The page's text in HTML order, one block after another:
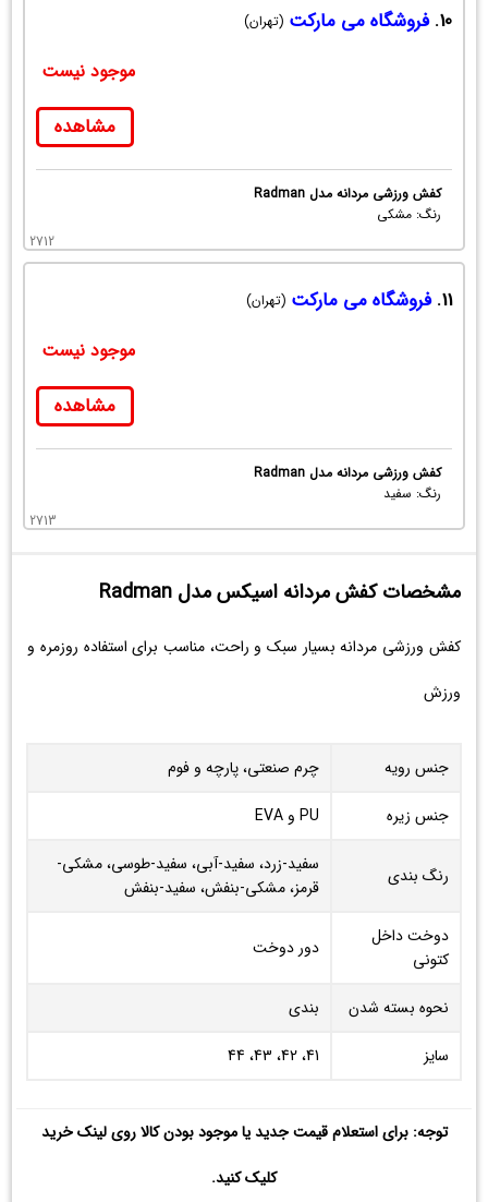
10. فروشگاه می مارکت (تهران)
موجود نیست
مشاهده
کفش ورزشی مردانه مدل Radman
رنگ: مشکی
2712
11. فروشگاه می مارکت (تهران)
موجود نیست
مشاهده
کفش ورزشی مردانه مدل Radman
رنگ: سفید
2713
مشخصات کفش مردانه اسیکس مدل Radman
کفش ورزشی مردانه بسیار سبک و راحت، مناسب برای استفاده روزمره و
ورزش
جنس رویه
چرم صنعتی، پارچه و فوم
جنس زیره
PU و EVA
رنگ بندی
سفید-زرد، سفید-آبی، سفید-طوسی، مشکی-
قرمز، مشکی-بنفش، سفید-بنفش
دوخت داخل
کتونی
دور دوخت
نحوه بسته شدن
بندی
سایز
41، 42، 43، 44
توجه: برای استعلام قیمت جدید یا موجود بودن کالا روی لینک خرید
کلیک کنید.